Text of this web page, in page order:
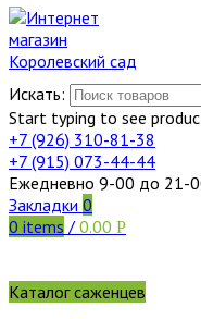
Искать:
Start typing to see
+7 (926) 310-81-38
+7 (915) 073-44-44
Ежедневно 9-00 до 21-
Закладки 0
0 items / 0.00 Р
Каталог саженцев